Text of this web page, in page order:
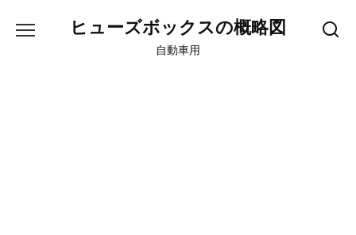
ヒューズボックスの概略図
自動車用